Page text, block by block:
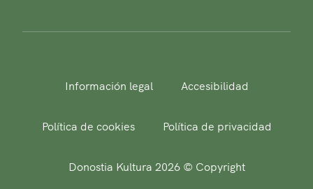
Información legal Accesibilidad
Política de cookies Política de privacidad
Donostia Kultura 2026 © Copyright